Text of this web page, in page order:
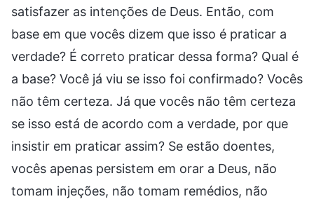
satisfazer as intenções de Deus. Então, com
base em que vocês dizem que isso é praticar a
verdade? É correto praticar dessa forma? Qual é
a base? Você já viu se isso foi confirmado? Vocês
não têm certeza. Já que vocês não têm certeza
se isso está de acordo com a verdade, por que
insistir em praticar assim? Se estão doentes,
vocês apenas persistem em orar a Deus, não
tomam injeções, não tomam remédios, não